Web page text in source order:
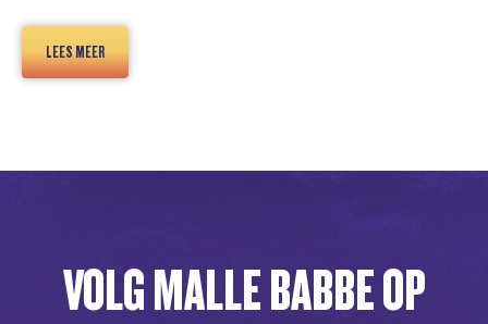
LEES MEER
VOLG MALLE BABBE OP